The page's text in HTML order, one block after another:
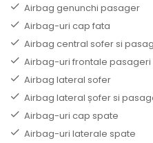
Airbag genunchi pasager
Airbag-uri cap fata
Airbag central sofer si
Airbag-uri frontale pasageri
Airbag lateral sofer
Airbag lateral șofer si
Airbag-uri cap spate
Airbag-uri laterale spate